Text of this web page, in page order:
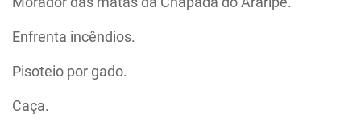
Enfrenta incêndios.
Pisoteio por gado.
Caça.